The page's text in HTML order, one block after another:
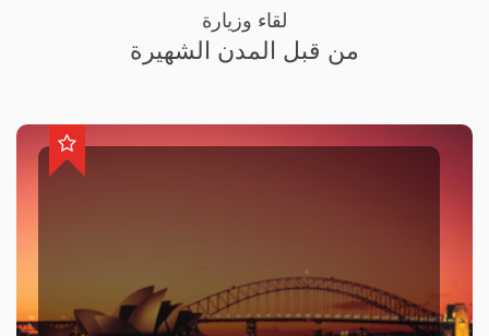
لقاء وزيارة
من قبل المدن الشهيرة